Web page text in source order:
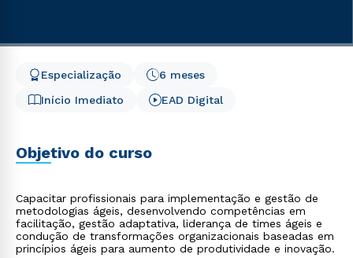
Início Imediato
6 meses
Especialização
EAD Digital
Objetivo do curso
Capacitar profissionais para implementação e gestão de
metodologias ágeis, desenvolvendo competências em
facilitação, gestão adaptativa, liderança de times ágeis e
condução de transformações organizacionais baseadas em
princípios ágeis para aumento de produtividade e inovação.